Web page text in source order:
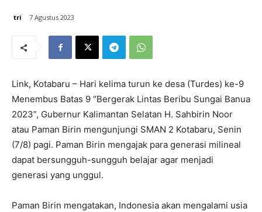
tri 7 Agustus 2023
Link, Kotabaru – Hari kelima turun ke desa (Turdes) ke-9
Menembus Batas 9 “Bergerak Lintas Beribu Sungai Banua
2023”, Gubernur Kalimantan Selatan H. Sahbirin Noor
atau Paman Birin mengunjungi SMAN 2 Kotabaru, Senin
(7/8) pagi. Paman Birin mengajak para generasi milineal
dapat bersungguh-sungguh belajar agar menjadi
generasi yang unggul.
Paman Birin mengatakan, Indonesia akan mengalami usia